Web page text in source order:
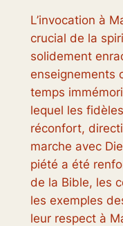
L’invocation à
crucial de la
solidement
enseignements
temps
lequel les
réconfort,
marche avec
piété a été
de la Bible, les
les exemples
leur respect à